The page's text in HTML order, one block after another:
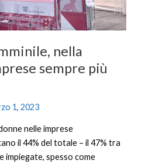
nella
sempre più
1, 2023
nelle imprese
il 44% del totale – il 47% tra
impiegate, spesso come